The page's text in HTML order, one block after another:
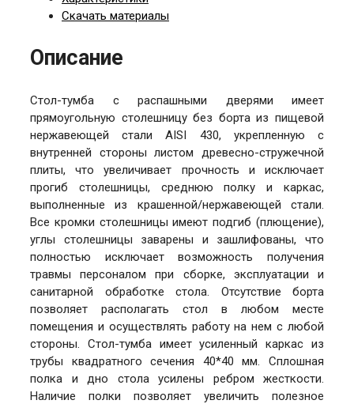
Скачать материалы
Описание
Стол-тумба с распашными дверями имеет
прямоугольную столешницу без борта из пищевой
нержавеющей стали AISI 430, укрепленную с
внутренней стороны листом древесно-стружечной
плиты, что увеличивает прочность и исключает
прогиб столешницы, среднюю полку и каркас,
выполненные из крашенной/нержавеющей стали.
Все кромки столешницы имеют подгиб (плющение),
углы столешницы заварены и зашлифованы, что
полностью исключает возможность получения
травмы персоналом при сборке, эксплуатации и
санитарной обработке стола. Отсутствие борта
позволяет располагать стол в любом месте
помещения и осуществлять работу на нем с любой
стороны. Стол-тумба имеет усиленный каркас из
трубы квадратного сечения 40*40 мм. Сплошная
полка и дно стола усилены ребром жесткости.
Наличие полки позволяет увеличить полезное